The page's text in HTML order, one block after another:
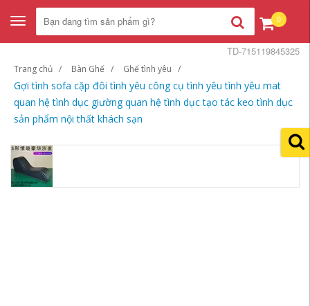
Toggle
navigation
0
Trang chủ Bàn Ghế Ghế tình yêu
Gợi tình sofa cặp đôi tình yêu công cụ tình yêu tình yêu mat
quan hệ tình dục giường quan hệ tình dục tạo tác keo tình dục
sản phẩm nội thất khách sạn
TD-715119845325